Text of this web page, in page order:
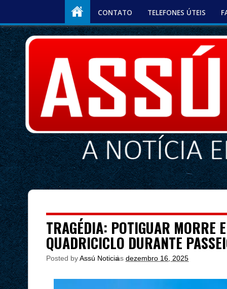
CONTATO TELEFONES ÚTEIS
TRAGÉDIA: POTIGUAR MORRE
QUADRICICLO DURANTE
Posted byAssú Noticia
às dezembro 16, 2025